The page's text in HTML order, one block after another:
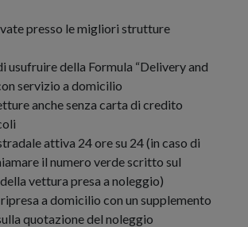
presso le migliori strutture
usufruire della Formula “Delivery and
servizio a domicilio
anche senza carta di credito
attiva 24 ore su 24 (in caso di
il numero verde scritto sul
vettura presa a noleggio)
a domicilio con un supplemento
quotazione del noleggio